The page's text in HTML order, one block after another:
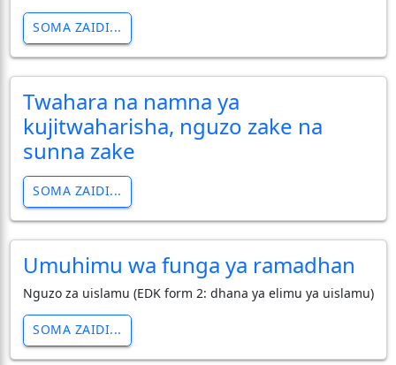
SOMA ZAIDI...
Twahara na namna ya
kujitwaharisha, nguzo zake na
sunna zake
SOMA ZAIDI...
Umuhimu wa funga ya ramadhan
Nguzo za uislamu (EDK form 2: dhana ya elimu ya uislamu)
SOMA ZAIDI...